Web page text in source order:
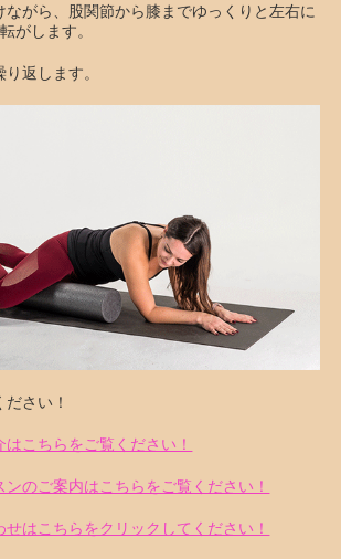
ながら、股関節から膝までゆっくりと左右に
がします。
返します。
さい！
こちらをご覧ください！
のご案内はこちらをご覧ください！
はこちらをクリックしてください！